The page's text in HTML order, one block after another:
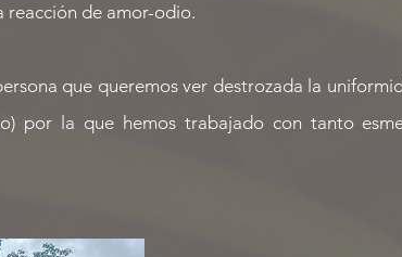
reacción de amor-odio.
que queremos ver destrozada la
por la que hemos trabajado con tanto